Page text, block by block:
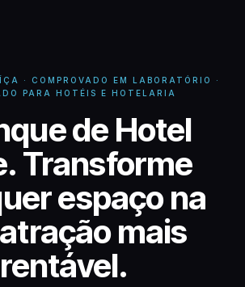
· COMPROVADO EM LABORATÓRIO ·
PARA HOTÉIS E HOTELARIA
Glice para
de Hotel
Transforme
espaço na
mais
rentável.